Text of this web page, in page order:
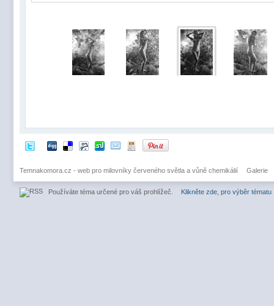
Temnakomora.cz - web pro milovníky červeného světla a vůně chemikálií Galerie
Používáte téma určené pro váš prohlížeč. Klikněte zde, pro výběr tématu